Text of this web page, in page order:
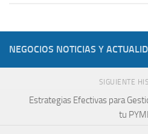
NEGOCIOS NOTICIAS Y
SIGUIENTE
Estrategias Efectivas para
tu